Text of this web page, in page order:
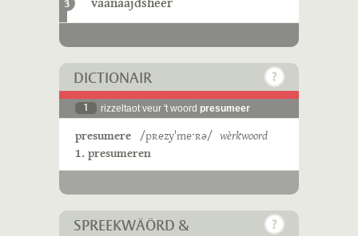
DICTIONAIR
1 rizzeltaot veur 't woord presumeer
presumere /pʀezyˈmeˑʀə/ wèrkwoord
1. presumeren
SPREEKWÄÖRD &